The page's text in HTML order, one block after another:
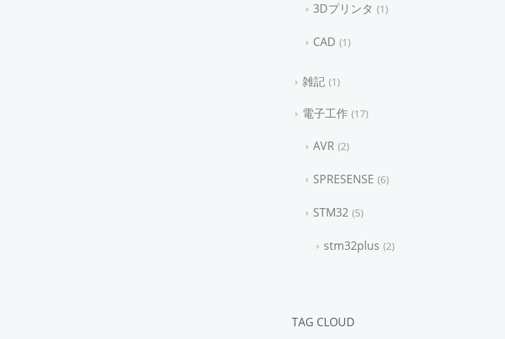
3Dプリンタ 1
CAD 1
雑記 1
電子工作 17
AVR 2
SPRESENSE 6
STM32 5
stm32plus 2
TAG CLOUD